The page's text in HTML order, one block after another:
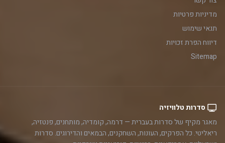
מדיניות פרטיות
תנאי שימוש
דיווח הפרת זכויות
Sitemap
סדרות טלוויזיה
מאגר מקיף של סדרות בעברית — דרמה, קומדיה, מותחנים, פנטזיה,
ריאליטי. כל הפרקים, העונות, השחקנים, הבמאים והדירוגים. סדרות